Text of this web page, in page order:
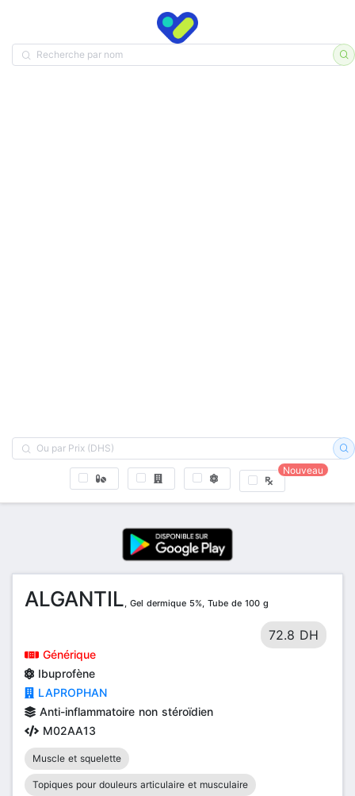
Nouveau
ALGANTIL, Gel dermique 5%, Tube de 100 g
72.8 DH
Générique
Ibuprofène
LAPROPHAN
Anti-inflammatoire non stéroïdien
M02AA13
Muscle et squelette
Topiques pour douleurs articulaire et musculaire